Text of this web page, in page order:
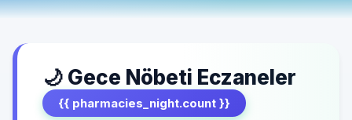
🌙 Gece Nöbeti Eczaneler
{{ pharmacies_night.count }}